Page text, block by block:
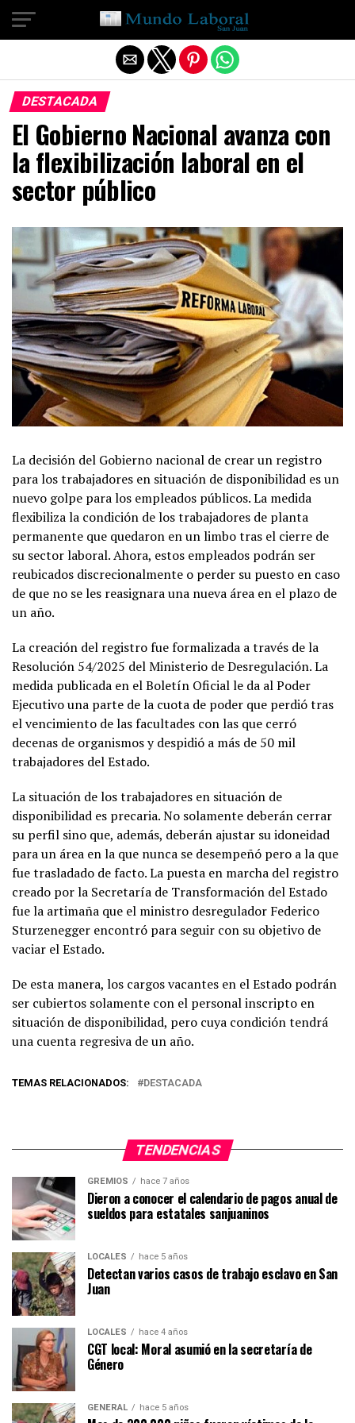
DESTACADA
El Gobierno Nacional avanza con
la flexibilización laboral en el
sector público
La decisión del Gobierno nacional de crear un registro
para los trabajadores en situación de disponibilidad es un
nuevo golpe para los empleados públicos. La medida
flexibiliza la condición de los trabajadores de planta
permanente que quedaron en un limbo tras el cierre de
su sector laboral. Ahora, estos empleados podrán ser
reubicados discrecionalmente o perder su puesto en caso
de que no se les reasignara una nueva área en el plazo de
un año.
La creación del registro fue formalizada a través de la
Resolución 54/2025 del Ministerio de Desregulación. La
medida publicada en el Boletín Oficial le da al Poder
Ejecutivo una parte de la cuota de poder que perdió tras
el vencimiento de las facultades con las que cerró
decenas de organismos y despidió a más de 50 mil
trabajadores del Estado.
La situación de los trabajadores en situación de
disponibilidad es precaria. No solamente deberán cerrar
su perfil sino que, además, deberán ajustar su idoneidad
para un área en la que nunca se desempeñó pero a la que
fue trasladado de facto. La puesta en marcha del registro
creado por la Secretaría de Transformación del Estado
fue la artimaña que el ministro desregulador Federico
Sturzenegger encontró para seguir con su objetivo de
vaciar el Estado.
De esta manera, los cargos vacantes en el Estado podrán
ser cubiertos solamente con el personal inscripto en
situación de disponibilidad, pero cuya condición tendrá
una cuenta regresiva de un año.
TEMAS RELACIONADOS: DESTACADA
TENDENCIAS
GREMIOS hace 7 años
Dieron a conocer el calendario de pagos anual de
sueldos para estatales sanjuaninos
LOCALES hace 5 años
Detectan varios casos de trabajo esclavo en San
Juan
LOCALES hace 4 años
CGT local: Moral asumió en la secretaría de
Género
GENERAL hace 5 años
Salir de la versión móvil